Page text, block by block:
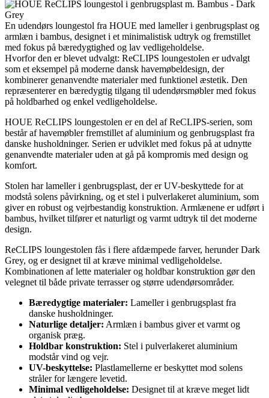
En udendørs loungestol fra HOUE med lameller i genbrugsplast og
armlæn i bambus, designet i et minimalistisk udtryk og fremstillet
med fokus på bæredygtighed og lav vedligeholdelse.
Hvorfor den er blevet udvalgt: ReCLIPS loungestolen er udvalgt
som et eksempel på moderne dansk havemøbeldesign, der
kombinerer genanvendte materialer med funktionel æstetik. Den
repræsenterer en bæredygtig tilgang til udendørsmøbler med fokus
på holdbarhed og enkel vedligeholdelse.
HOUE ReCLIPS loungestolen er en del af ReCLIPS-serien, som
består af havemøbler fremstillet af aluminium og genbrugsplast fra
danske husholdninger. Serien er udviklet med fokus på at udnytte
genanvendte materialer uden at gå på kompromis med design og
komfort.
Stolen har lameller i genbrugsplast, der er UV-beskyttede for at
modstå solens påvirkning, og et stel i pulverlakeret aluminium, som
giver en robust og vejrbestandig konstruktion. Armlænene er udført i
bambus, hvilket tilfører et naturligt og varmt udtryk til det moderne
design.
ReCLIPS loungestolen fås i flere afdæmpede farver, herunder Dark
Grey, og er designet til at kræve minimal vedligeholdelse.
Kombinationen af lette materialer og holdbar konstruktion gør den
velegnet til både private terrasser og større udendørsområder.
Bæredygtige materialer: Lameller i genbrugsplast fra
danske husholdninger.
Naturlige detaljer: Armlæn i bambus giver et varmt og
organisk præg.
Holdbar konstruktion: Stel i pulverlakeret aluminium
modstår vind og vejr.
UV-beskyttelse: Plastlamellerne er beskyttet mod solens
stråler for længere levetid.
Minimal vedligeholdelse: Designet til at kræve meget lidt